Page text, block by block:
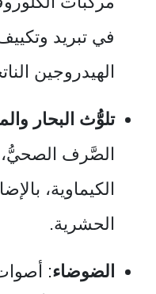
في تبريد
الهيدروجين
تلوُّث البحار
الصَّرف الصحيُّ،
الكيماوية،
الحشرية.
الضوضاء: